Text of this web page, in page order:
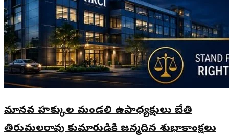
మానవ హక్కుల మండలి ఉపాధ్యక్షులు బేతి
తిరుమలరావు కుమారుడికి జన్మదిన శుభాకాంక్షలు